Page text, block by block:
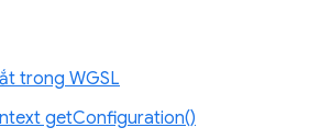
trong WGSL
getConfiguration()